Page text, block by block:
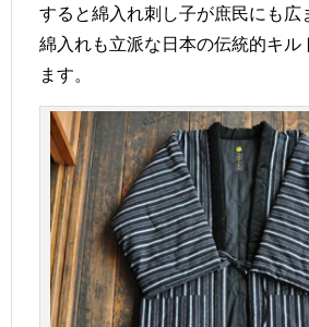
すると綿入れ刺し子が庶民にも広
綿入れも立派な日本の伝統的キル
ます。